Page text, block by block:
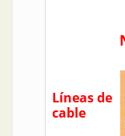
Líneas de
cable